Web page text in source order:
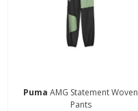
Puma AMG Statement Woven
Pants